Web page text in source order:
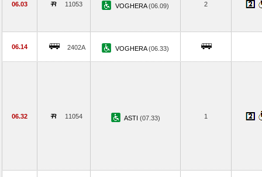
06.03 11053 VOGHERA(06.09) 2
06.14 2402A VOGHERA(06.33)
06.32 11054 ASTI (07.33) 1